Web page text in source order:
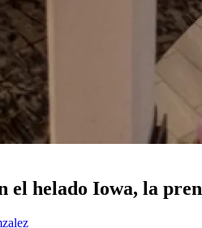
el helado Iowa, la